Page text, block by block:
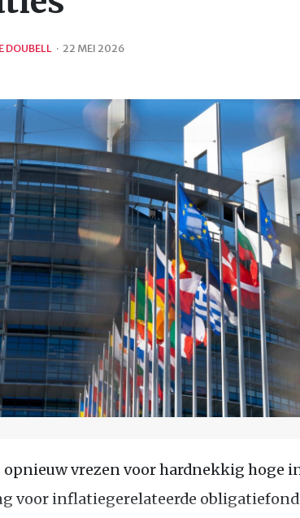
DOUBELL · 22 MEI 2026
opnieuw vrezen voor hardnekkig hoge
voor inflatiegerelateerde